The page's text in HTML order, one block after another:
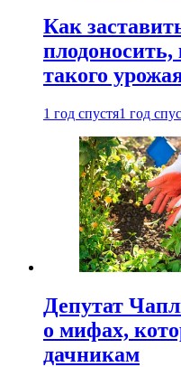
Как
такого
1 год спустя1 год
Депутат
о мифах,
дачникам